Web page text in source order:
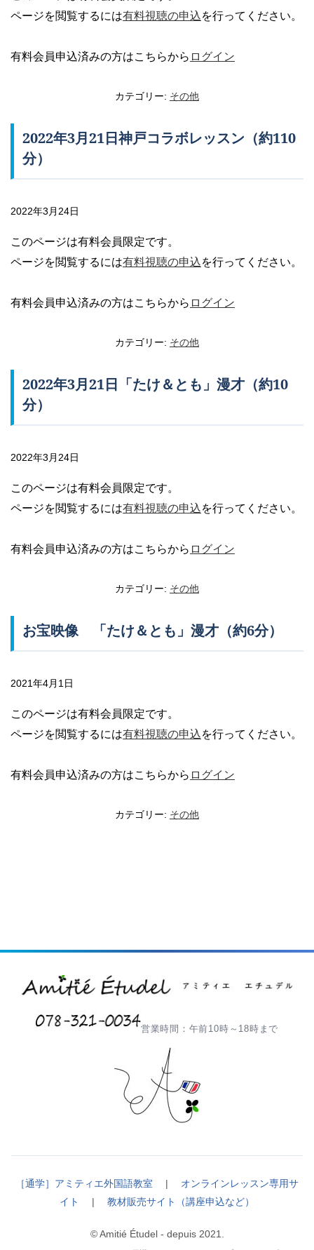
ページを閲覧するには有料視聴の申込を行ってください。
有料会員申込済みの方はこちらから ログイン
カテゴリー: その他
2022年3月21日神戸コラボレッスン（約110
分）
2022年3月24日
このページは有料会員限定です。
ページを閲覧するには有料視聴の申込を行ってください。
有料会員申込済みの方はこちらから ログイン
カテゴリー: その他
2022年3月21日「たけ＆とも」漫才（約10
分）
2022年3月24日
このページは有料会員限定です。
ページを閲覧するには有料視聴の申込を行ってください。
有料会員申込済みの方はこちらから ログイン
カテゴリー: その他
お宝映像 「たけ＆とも」漫才（約6分）
2021年4月1日
このページは有料会員限定です。
ページを閲覧するには有料視聴の申込を行ってください。
有料会員申込済みの方はこちらから ログイン
カテゴリー: その他
営業時間：午前10時～18時まで
［通学］アミティエ外国語教室 | オンラインレッスン専用サ
イト
| 教材販売サイト（講座申込など）
© Amitié Étudel - depuis 2021.